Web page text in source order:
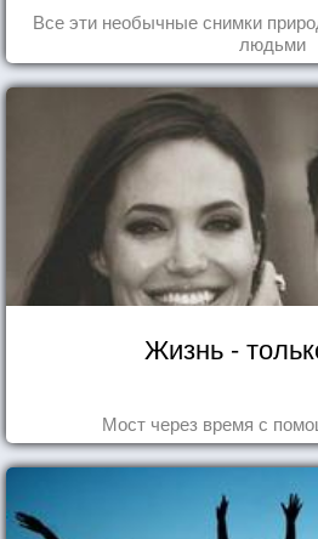
Все эти необычные снимки
людьми
Жизнь -
Мост через время с